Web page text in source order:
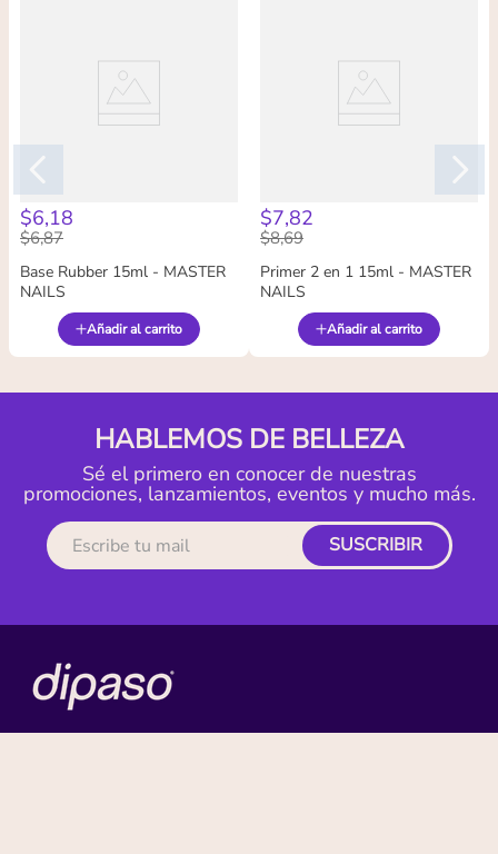
$6,18
$6,87
Base Rubber 15ml - MASTER
NAILS
Añadir al carrito
$7,82
$8,69
Primer 2 en 1 15ml - MASTER
NAILS
Añadir al carrito
HABLEMOS DE BELLEZA
Sé el primero en conocer de nuestras
promociones, lanzamientos, eventos y mucho más.
SUSCRIBIR